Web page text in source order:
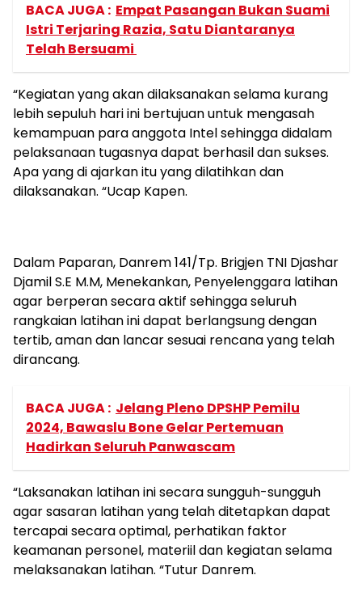
BACA JUGA : Empat Pasangan Bukan Suami
Istri Terjaring Razia, Satu Diantaranya
Telah Bersuami
“Kegiatan yang akan dilaksanakan selama kurang
lebih sepuluh hari ini bertujuan untuk mengasah
kemampuan para anggota Intel sehingga didalam
pelaksanaan tugasnya dapat berhasil dan sukses.
Apa yang di ajarkan itu yang dilatihkan dan
dilaksanakan. “Ucap Kapen.
Dalam Paparan, Danrem 141/Tp. Brigjen TNI Djashar
Djamil S.E M.M, Menekankan, Penyelenggara latihan
agar berperan secara aktif sehingga seluruh
rangkaian latihan ini dapat berlangsung dengan
tertib, aman dan lancar sesuai rencana yang telah
dirancang.
BACA JUGA : Jelang Pleno DPSHP Pemilu
2024, Bawaslu Bone Gelar Pertemuan
Hadirkan Seluruh Panwascam
“Laksanakan latihan ini secara sungguh-sungguh
agar sasaran latihan yang telah ditetapkan dapat
tercapai secara optimal, perhatikan faktor
keamanan personel, materiil dan kegiatan selama
melaksanakan latihan. “Tutur Danrem.